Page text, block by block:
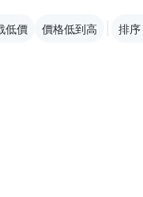
低價 價格低到高 排序